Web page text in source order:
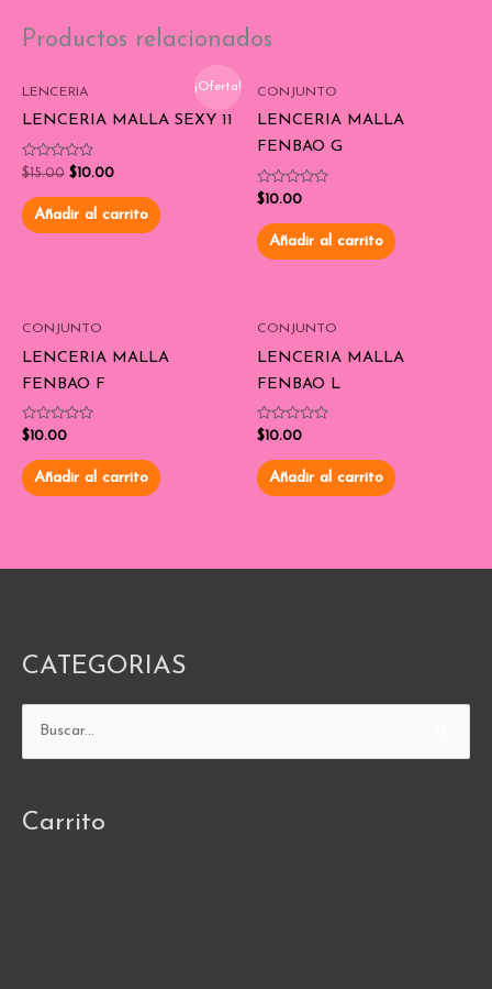
Productos relacionados
¡Oferta!
LENCERIA
LENCERIA MALLA SEXY 11
Valorado
con
de
5
$15.00 $10.00
Añadir al carrito
CONJUNTO
LENCERIA MALLA
FENBAO G
Valorado
con
de
5
$10.00
Añadir al carrito
CONJUNTO
LENCERIA MALLA
FENBAO F
Valorado
con
de
5
$10.00
Añadir al carrito
CONJUNTO
LENCERIA MALLA
FENBAO L
Valorado
con
de
5
$10.00
Añadir al carrito
CATEGORIAS
Buscar
por:
Carrito